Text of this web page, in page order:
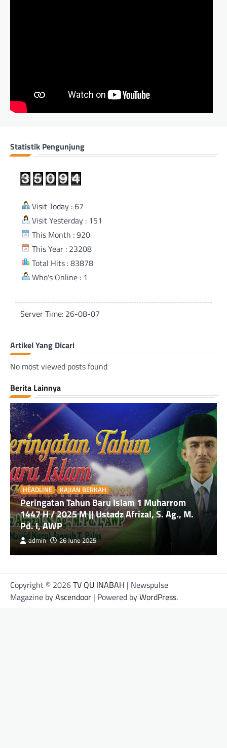
Statistik Pengunjung
Visit Today : 67
Visit Yesterday : 151
This Month : 920
This Year : 23208
Total Hits : 83878
Who's Online : 1
Server Time: 26-08-07
Artikel Yang Dicari
No most viewed posts found
Berita Lainnya
HEADLINE KAJIAN BERKAH
Peringatan Tahun Baru Islam 1 Muharrom
1447 H / 2025 M || Ustadz Afrizal, S. Ag., M.
Pd. I, AWP
admin 26 June 2025
Copyright © 2026TV QU INABAH | Newspulse
Magazine byAscendoor | Powered byWordPress.